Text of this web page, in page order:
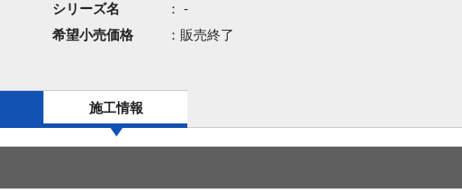
シリーズ名
： -
希望小売価格
：販売終了
施工情報